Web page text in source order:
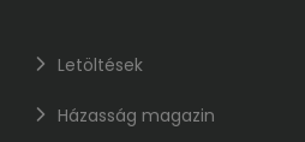
Letöltések
Házasság magazin